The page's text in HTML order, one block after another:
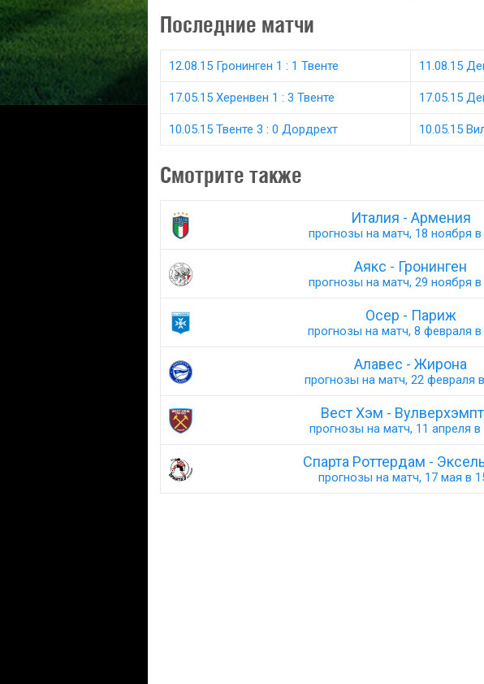
Последние матчи
12.08.15 Гронинген 1 : 1 Твенте 11.08.15
17.05.15 Херенвен 1 : 3 Твенте 17.05.15
10.05.15 Твенте 3 : 0 Дордрехт 10.05.15
Смотрите также
Италия - Армения
прогнозы на матч, 18 ноября в
Аякс - Гронинген
прогнозы на матч, 29 ноября в
Осер - Париж
прогнозы на матч, 8 февраля в
Алавес - Жирона
прогнозы на матч, 22 февраля
Вест Хэм -
прогнозы на матч, 11 апреля в
Спарта Роттердам -
прогнозы на матч, 17 мая в